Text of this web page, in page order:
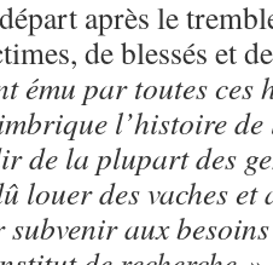
après le
de blessés et
ému par toutes ces
l’histoire
de la plupart des
louer des vaches et
aux